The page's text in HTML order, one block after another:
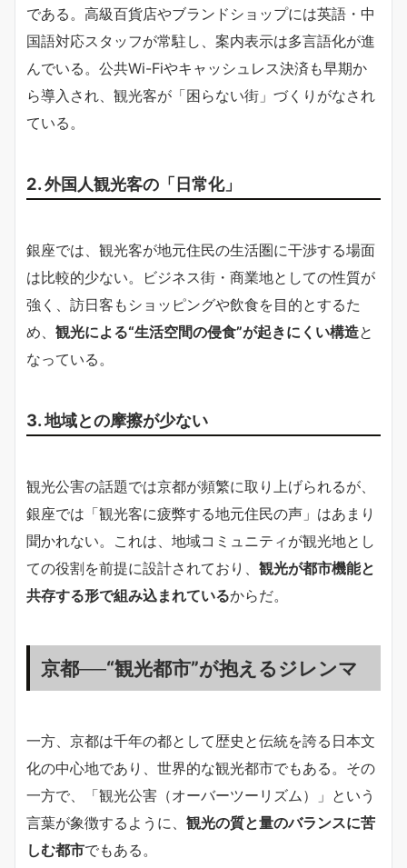
である。高級百貨店やブランドショップには英語・中
国語対応スタッフが常駐し、案内表示は多言語化が進
んでいる。公共Wi-Fiやキャッシュレス決済も早期か
ら導入され、観光客が「困らない街」づくりがなされ
ている。
2. 外国人観光客の「日常化」
銀座では、観光客が地元住民の生活圏に干渉する場面
は比較的少ない。ビジネス街・商業地としての性質が
強く、訪日客もショッピングや飲食を目的とするた
め、 観光による“生活空間の侵食”が起きにくい構造と
なっている。
3. 地域との摩擦が少ない
観光公害の話題では京都が頻繁に取り上げられるが、
銀座では「観光客に疲弊する地元住民の声」はあまり
聞かれない。これは、地域コミュニティが観光地とし
ての役割を前提に設計されており、 観光が都市機能と
共存する形で組み込まれているからだ。
京都──“観光都市”が抱えるジレンマ
一方、京都は千年の都として歴史と伝統を誇る日本文
化の中心地であり、世界的な観光都市でもある。その
一方で、「観光公害（オーバーツーリズム）」という
言葉が象徴するように、 観光の質と量のバランスに苦
しむ都市でもある。